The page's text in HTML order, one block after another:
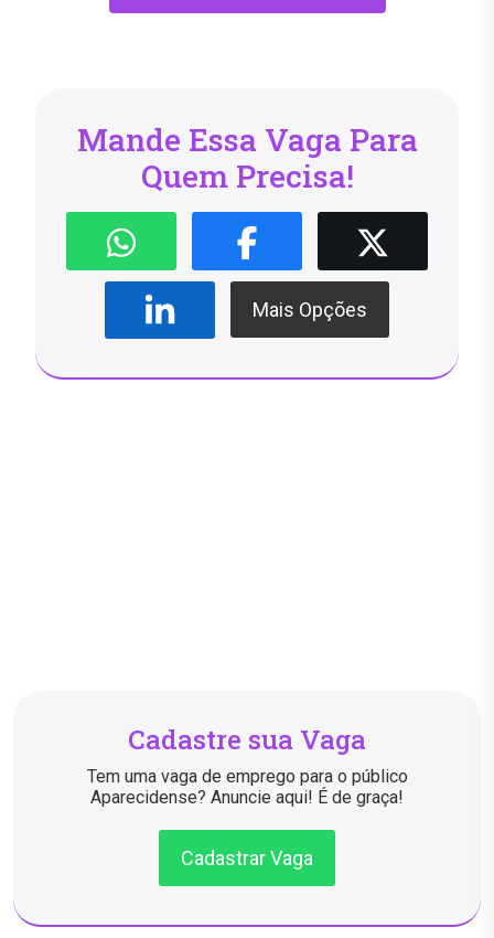
Mande Essa Vaga Para
Quem Precisa!
Mais Opções
Cadastre sua Vaga
Tem uma vaga de emprego para o público
Aparecidense? Anuncie aqui! É de graça!
Cadastrar Vaga